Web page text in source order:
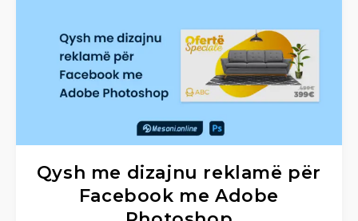
Qysh me dizajnu reklamë për
Facebook me Adobe